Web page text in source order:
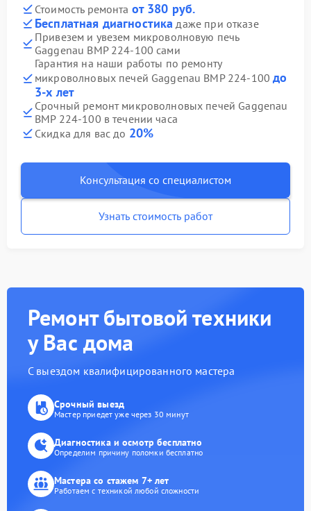
Стоимость ремонта от 380 руб.
Бесплатная диагностика даже при отказе
Привезем и увезем микроволновую печь
Gaggenau BMP 224-100 сами
Гарантия на наши работы по ремонту
микроволновых печей Gaggenau BMP 224-100до
3-х лет
Срочный ремонт микроволновых печей Gaggenau
BMP 224-100 в течении часа
Скидка для вас до 20%
Консультация со специалистом
Узнать стоимость работ
Ремонт бытовой техники
у Вас дома
С выездом квалифицированного мастера
Срочный выезд
Мастер приедет уже через 30 минут
Диагностика и осмотр бесплатно
Определим причину поломки бесплатно
Мастера со стажем 7+ лет
Работаем с техникой любой сложности